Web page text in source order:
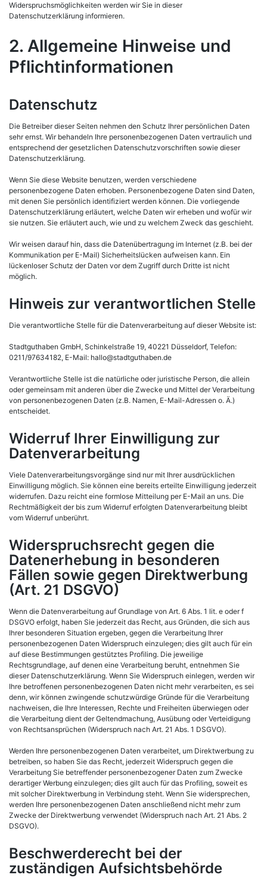
Widerspruchsmöglichkeiten werden wir Sie in dieser
Datenschutzerklärung informieren.
2. Allgemeine Hinweise und
Pflichtinformationen
Datenschutz
Die Betreiber dieser Seiten nehmen den Schutz Ihrer persönlichen Daten
sehr ernst. Wir behandeln Ihre personenbezogenen Daten vertraulich und
entsprechend der gesetzlichen Datenschutzvorschriften sowie dieser
Datenschutzerklärung.
Wenn Sie diese Website benutzen, werden verschiedene
personenbezogene Daten erhoben. Personenbezogene Daten sind Daten,
mit denen Sie persönlich identifiziert werden können. Die vorliegende
Datenschutzerklärung erläutert, welche Daten wir erheben und wofür wir
sie nutzen. Sie erläutert auch, wie und zu welchem Zweck das geschieht.
Wir weisen darauf hin, dass die Datenübertragung im Internet (z.B. bei der
Kommunikation per E-Mail) Sicherheitslücken aufweisen kann. Ein
lückenloser Schutz der Daten vor dem Zugriff durch Dritte ist nicht
möglich.
Hinweis zur verantwortlichen Stelle
Die verantwortliche Stelle für die Datenverarbeitung auf dieser Website ist:
Stadtguthaben GmbH, Schinkelstraße 19, 40221 Düsseldorf, Telefon:
0211/97634182, E-Mail: hallo@stadtguthaben.de
Verantwortliche Stelle ist die natürliche oder juristische Person, die allein
oder gemeinsam mit anderen über die Zwecke und Mittel der Verarbeitung
von personenbezogenen Daten (z.B. Namen, E-Mail-Adressen o. Ä.)
entscheidet.
Widerruf Ihrer Einwilligung zur
Datenverarbeitung
Viele Datenverarbeitungsvorgänge sind nur mit Ihrer ausdrücklichen
Einwilligung möglich. Sie können eine bereits erteilte Einwilligung jederzeit
widerrufen. Dazu reicht eine formlose Mitteilung per E-Mail an uns. Die
Rechtmäßigkeit der bis zum Widerruf erfolgten Datenverarbeitung bleibt
vom Widerruf unberührt.
Widerspruchsrecht gegen die
Datenerhebung in besonderen
Fällen sowie gegen Direktwerbung
(Art. 21 DSGVO)
Wenn die Datenverarbeitung auf Grundlage von Art. 6 Abs. 1 lit. e oder f
DSGVO erfolgt, haben Sie jederzeit das Recht, aus Gründen, die sich aus
Ihrer besonderen Situation ergeben, gegen die Verarbeitung Ihrer
personenbezogenen Daten Widerspruch einzulegen; dies gilt auch für ein
auf diese Bestimmungen gestütztes Profiling. Die jeweilige
Rechtsgrundlage, auf denen eine Verarbeitung beruht, entnehmen Sie
dieser Datenschutzerklärung. Wenn Sie Widerspruch einlegen, werden wir
Ihre betroffenen personenbezogenen Daten nicht mehr verarbeiten, es sei
denn, wir können zwingende schutzwürdige Gründe für die Verarbeitung
nachweisen, die Ihre Interessen, Rechte und Freiheiten überwiegen oder
die Verarbeitung dient der Geltendmachung, Ausübung oder Verteidigung
von Rechtsansprüchen (Widerspruch nach Art. 21 Abs. 1 DSGVO).
Werden Ihre personenbezogenen Daten verarbeitet, um Direktwerbung zu
betreiben, so haben Sie das Recht, jederzeit Widerspruch gegen die
Verarbeitung Sie betreffender personenbezogener Daten zum Zwecke
derartiger Werbung einzulegen; dies gilt auch für das Profiling, soweit es
mit solcher Direktwerbung in Verbindung steht. Wenn Sie widersprechen,
werden Ihre personenbezogenen Daten anschließend nicht mehr zum
Zwecke der Direktwerbung verwendet (Widerspruch nach Art. 21 Abs. 2
DSGVO).
Beschwerderecht bei der
zuständigen Aufsichtsbehörde